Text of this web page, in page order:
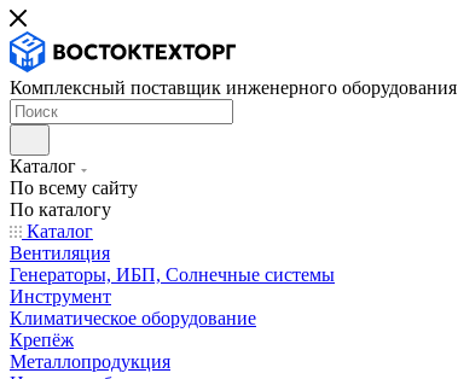
Комплексный поставщик инженерного оборудования
Каталог
По всему сайту
По каталогу
Каталог
Вентиляция
Генераторы, ИБП, Солнечные системы
Инструмент
Климатическое оборудование
Крепёж
Металлопродукция